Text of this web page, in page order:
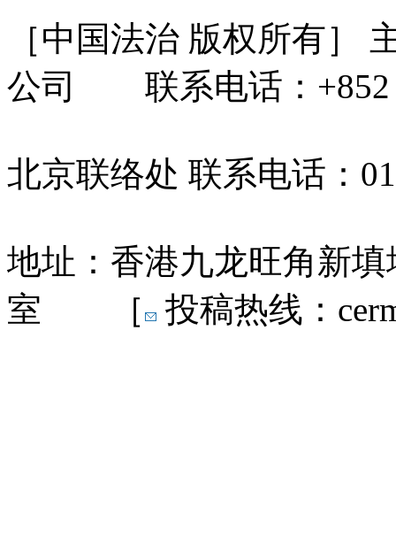
［中国法治 版权所有］
公司 联系电话：+852
北京联络处 联系电话：
地址：香港九龙旺角新
室 ［
投稿热线：